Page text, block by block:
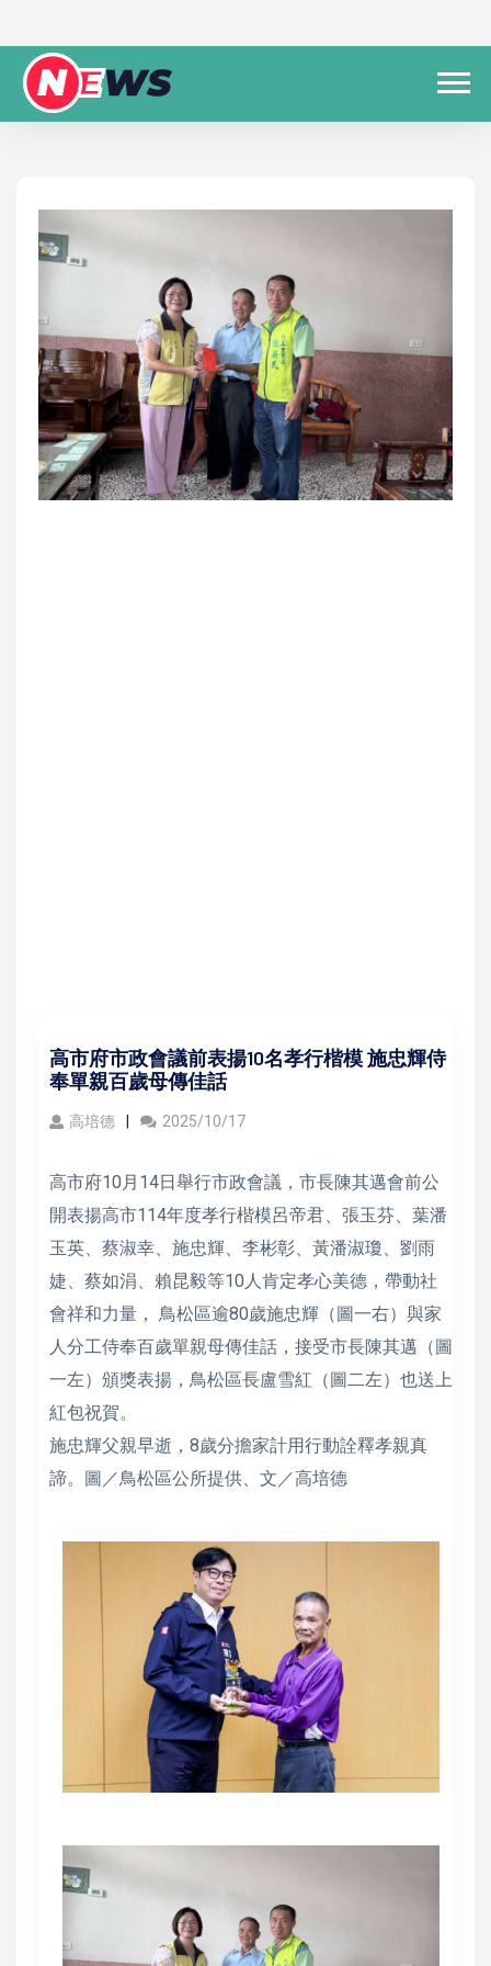
高市府市政會議前表揚10名孝行楷模 施忠輝侍
奉單親百歲母傳佳話
高培德 2025/10/17
高市府10月14日舉行市政會議，市長陳其邁會前公
開表揚高市114年度孝行楷模呂帝君、張玉芬、葉潘
玉英、蔡淑幸、施忠輝、李彬彰、黃潘淑瓊、劉雨
婕、蔡如涓、賴昆毅等10人肯定孝心美德，帶動社
會祥和力量， 鳥松區逾80歲施忠輝（圖一右）與家
人分工侍奉百歲單親母傳佳話，接受市長陳其邁（圖
一左）頒獎表揚，鳥松區長盧雪紅（圖二左）也送上
紅包祝賀。
施忠輝父親早逝，8歲分擔家計用行動詮釋孝親真
諦。圖／鳥松區公所提供、文／高培德